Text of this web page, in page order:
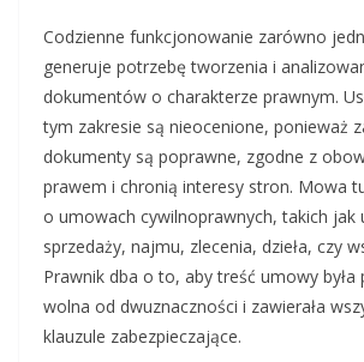
Codzienne funkcjonowanie zarówno
generuje potrzebę tworzenia i
dokumentów o charakterze prawnym.
tym zakresie są nieocenione, ponieważ
dokumenty są poprawne, zgodne z
prawem i chronią interesy stron. Mowa
o umowach cywilnoprawnych, takich jak
sprzedaży, najmu, zlecenia, dzieła, czy
Prawnik dba o to, aby treść umowy była
wolna od dwuznaczności i zawierała
klauzule zabezpieczające.